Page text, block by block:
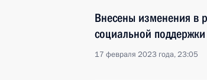
Внесены изменения в
социальной
17 февраля 2023 года, 23:05